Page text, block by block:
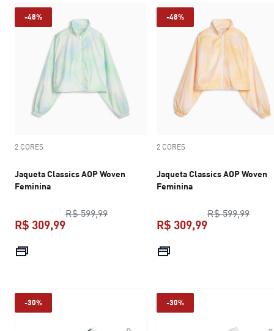
-48%
2 CORES
Jaqueta Classics AOP Woven
Feminina
R$ 599,99preço original R$ 599,99
R$ 309,99
preço atual R$ 309,99
-48%
2 CORES
Jaqueta Classics AOP Woven
Feminina
R$ 599,99
R$ 309,99
-30% -30%